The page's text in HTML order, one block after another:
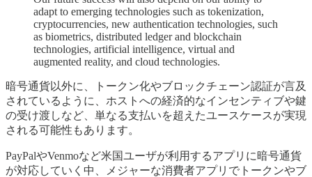
adapt to emerging technologies such as tokenization,
cryptocurrencies, new authentication technologies, such
as biometrics, distributed ledger and blockchain
technologies, artificial intelligence, virtual and
augmented reality, and cloud technologies.
暗号通貨以外に、トークン化やブロックチェーン認証が言及
されているように、ホストへの経済的なインセンティブや鍵
の受け渡しなど、単なる支払いを超えたユースケースが実現
される可能性もあります。
PayPalやVenmoなど米国ユーザが利用するアプリに暗号通貨
が対応していく中、メジャーな消費者アプリでトークンやブ